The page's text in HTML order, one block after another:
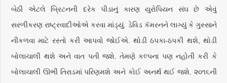
બેઠી એટલે બ્રિટનની દરેક પીડાનું કારણ યુરોપિયન સંઘ છે એવું
સરળીકરણ રાષ્ટ્રવાદીઓએ કરવા માંડ્યું. ડેવિડ કૅમરનને લાગ્યું કે ગુસ્સાને
નીકળવા માટે રસ્તો કરી આપવો જોઈએ. થોડી ઠપકા-ઠપકી થશે, થોડી
બોલાચાલી થશે અને વાત પતી જશે. તેમણે કલ્પના પણ નહોતી કરી કે
બોલાચાલી ઊભી તિરાડમાં પરિણમશે અને કોઈ અનર્થ થઈ જશે. ૨૦૧૬ની